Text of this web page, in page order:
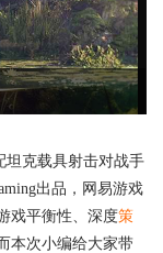
坦克载具射击对战手
出品，网易游戏
戏平衡性、深度策
本次小编给大家带